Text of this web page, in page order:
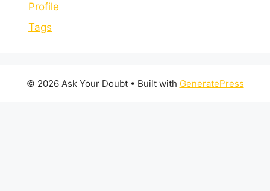
Profile
Tags
© 2026 Ask Your Doubt• Built with GeneratePress